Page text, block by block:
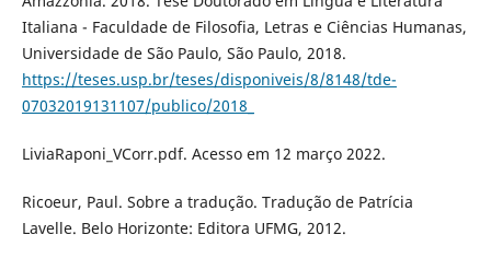
Italiana - Faculdade de Filosofia, Letras e Ciências Humanas,
Universidade de São Paulo, São Paulo, 2018.
https://teses.usp.br/teses/disponiveis/8/8148/tde-
07032019131107/publico/2018_
LiviaRaponi_VCorr.pdf. Acesso em 12 março 2022.
Ricoeur, Paul. Sobre a tradução. Tradução de Patrícia
Lavelle. Belo Horizonte: Editora UFMG, 2012.